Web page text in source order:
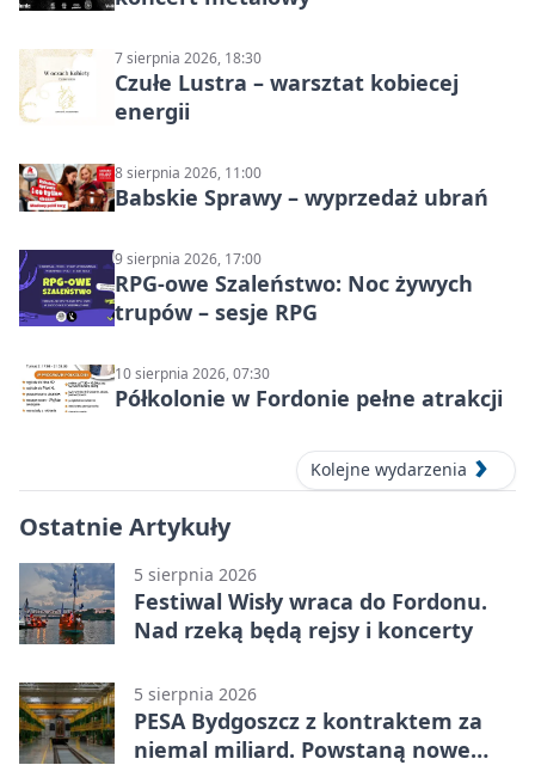
7 sierpnia 2026, 18:30
Czułe Lustra – warsztat kobiecej
energii
8 sierpnia 2026, 11:00
Babskie Sprawy – wyprzedaż ubrań
9 sierpnia 2026, 17:00
RPG-owe Szaleństwo: Noc żywych
trupów – sesje RPG
10 sierpnia 2026, 07:30
Półkolonie w Fordonie pełne atrakcji
Kolejne wydarzenia
Ostatnie Artykuły
5 sierpnia 2026
Festiwal Wisły wraca do Fordonu.
Nad rzeką będą rejsy i koncerty
5 sierpnia 2026
PESA Bydgoszcz z kontraktem za
niemal miliard. Powstaną nowe